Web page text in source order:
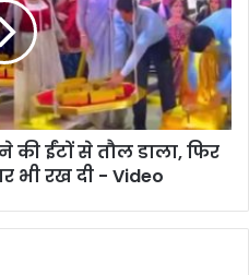
की ईंटों से तौल डाला, फिर
भी रख दी - Video